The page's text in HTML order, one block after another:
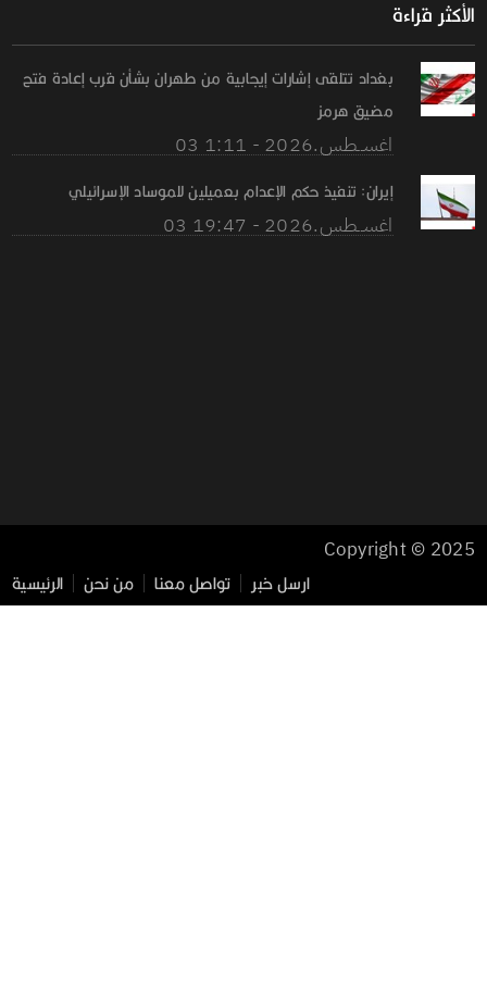
الأكثر قراءة
بغداد تتلقى إشارات إيجابية من طهران بشأن قرب إعادة فتح
مضيق هرمز
03 اغســطس.2026 - 1:11
إيران: تنفيذ حكم الإعدام بعميلين للموساد الإسرائيلي
03 اغســطس.2026 - 19:47
Copyright © 2025
الرئيسية من نحن تواصل معنا ارسل خبر